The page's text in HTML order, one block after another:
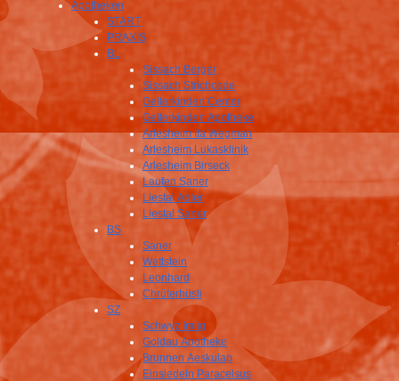
Apotheken
START
PRAXIS
BL
Sissach Berger
Sissach Strichcode
Gelterkinden Center
Gelterkinden Apotheke
Arlesheim Ita Wegman
Arlesheim Lukasklinik
Arlesheim Birseck
Laufen Saner
Liestal Adler
Liestal Saner
BS
Saner
Wettstein
Leonhard
Chrüterhüsli
SZ
Schwyz Imlig
Goldau Apotheke
Brunnen Aeskulap
Einsiedeln Paracelsus